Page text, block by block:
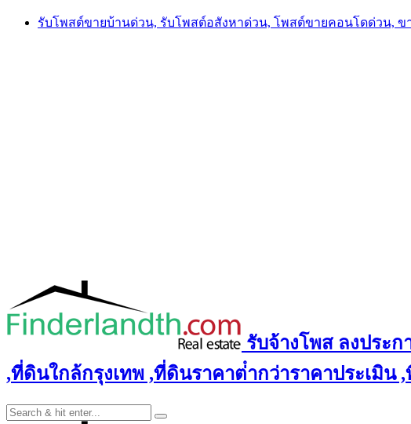
Skip
รับโพสต์ขายบ้านด่วน, รับโพสต์อสังหาด่วน, โพสต์ขายคอนโดด่วน, ข
รับจ้างโพส ลงประ
,ที่ดินใกล้กรุงเทพ ,ที่ดินราคาต่ํากว่าราคาประเมิ